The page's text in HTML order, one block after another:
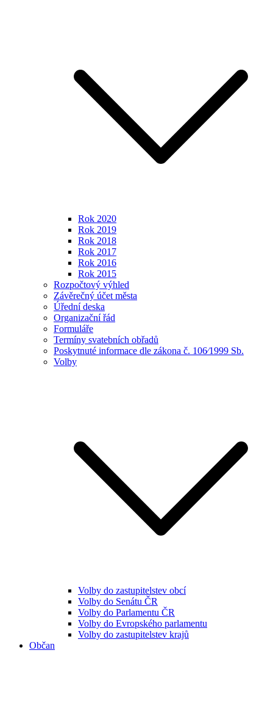
Rok 2020
Rok 2019
Rok 2018
Rok 2017
Rok 2016
Rok 2015
Rozpočtový výhled
Závěrečný účet města
Úřední deska
Organizační řád
Formuláře
Termíny svatebních obřadů
Poskytnuté informace dle zákona č. 106⁄1999 Sb.
Volby
Volby do zastupitelstev obcí
Volby do Senátu ČR
Volby do Parlamentu ČR
Volby do Evropského parlamentu
Volby do zastupitelstev krajů
Občan